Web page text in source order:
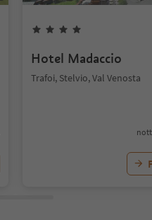
Hotel Madaccio
Trafoi, Stelvio, Val Venosta